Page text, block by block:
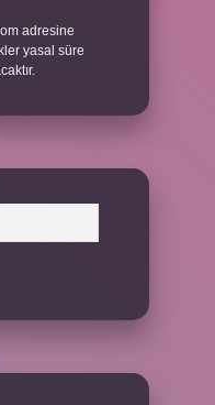
adresine
yasal süre